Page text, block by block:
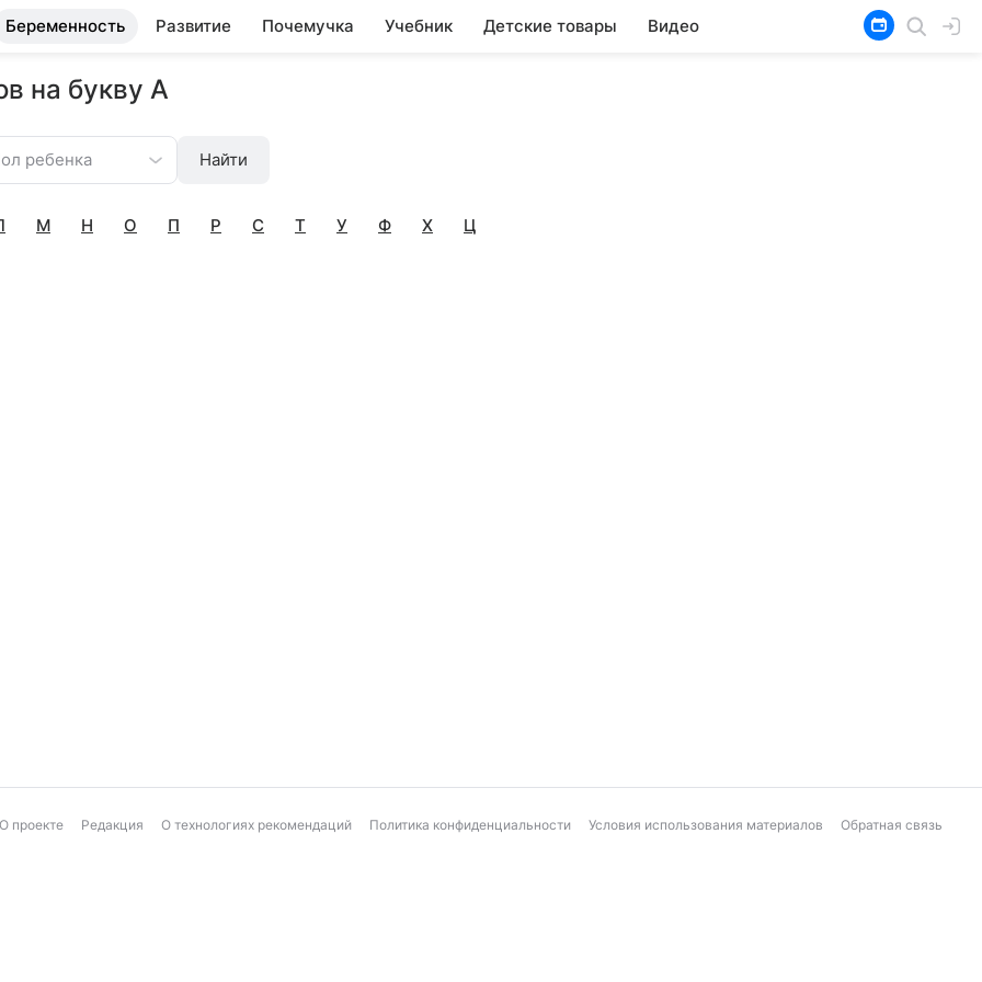
Беременность Развитие Почемучка Учебник Детские товары Видео
на букву А
ребенка Найти
М Н О П Р С Т У Ф Х Ц
О проекте Редакция О технологиях рекомендаций Политика конфиденциальности Условия использования материалов Обратная связь